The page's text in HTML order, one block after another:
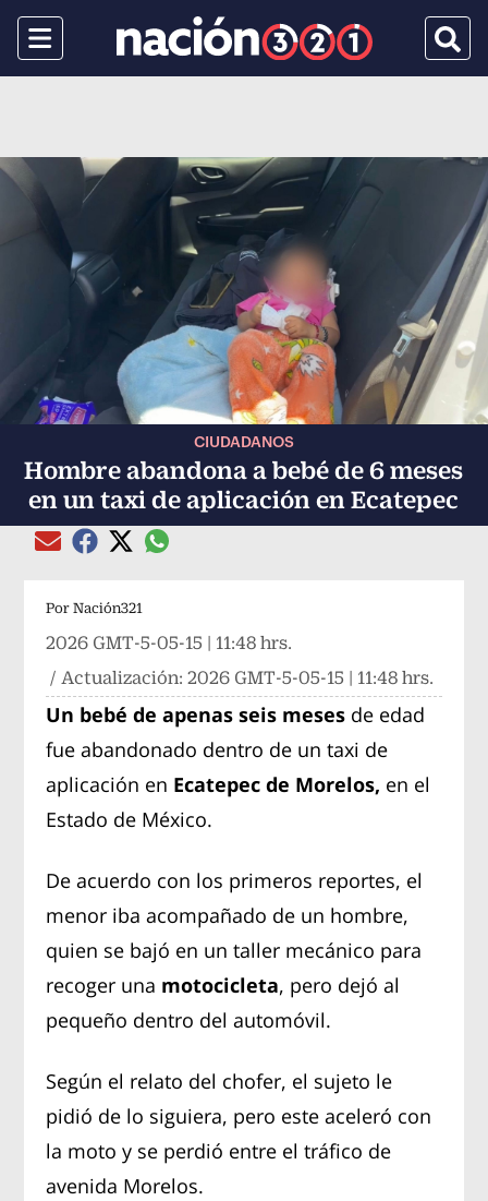
Menu
CIUDADANOS
Hombre abandona a bebé de 6 meses
en un taxi de aplicación en Ecatepec
Compartir el artículo actual mediante Email
Compartir el artículo actual mediante Facebook
Compartir el artículo actual mediante Twitter
Compartir el artículo actual mediante
Por Nación321
2026 GMT-5-05-15 | 11:48 hrs.
/ Actualización:2026 GMT-5-05-15 | 11:48 hrs.
Un bebé de apenas seis meses de edad
fue abandonado dentro de un taxi de
aplicación en Ecatepec de Morelos, en el
Estado de México.
De acuerdo con los primeros reportes, el
menor iba acompañado de un hombre,
quien se bajó en un taller mecánico para
recoger una motocicleta, pero dejó al
pequeño dentro del automóvil.
Según el relato del chofer, el sujeto le
pidió de lo siguiera, pero este aceleró con
la moto y se perdió entre el tráfico de
avenida Morelos.